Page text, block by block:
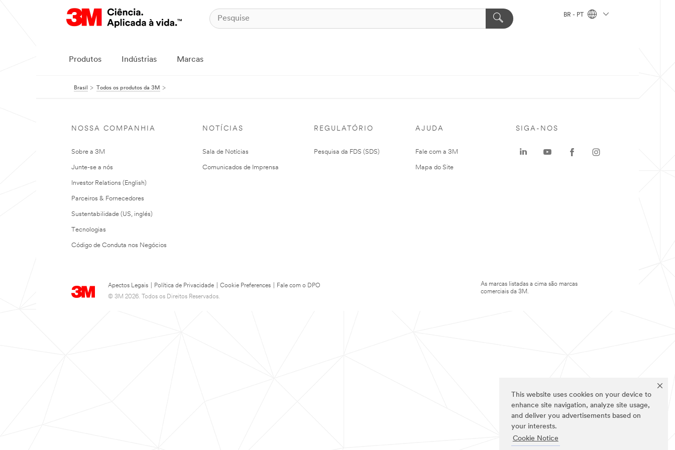
This website uses cookies on your device to
enhance site navigation, analyze site usage,
and deliver you advertisements based on
your interests.
Cookie Notice
BR - PT
Produtos Indústrias Marcas
Brasil Todos os produtos da 3M
NOSSA COMPANHIA
Sobre a 3M
Junte-se a nós
Investor Relations (English)
Parceiros & Fornecedores
Sustentabilidade (US, inglés)
Tecnologias
Código de Conduta nos Negócios
NOTÍCIAS
Sala de Notícias
Comunicados de Imprensa
REGULATÓRIO
Pesquisa da FDS (SDS)
AJUDA
Fale com a 3M
Mapa do Site
Apectos Legais Política de Privacidade Cookie Preferences
Fale com o DPO
© 3M 2026. Todos os Direitos Reservados.
SIGA-NOS
As marcas listadas a cima são marcas
comerciais da 3M.